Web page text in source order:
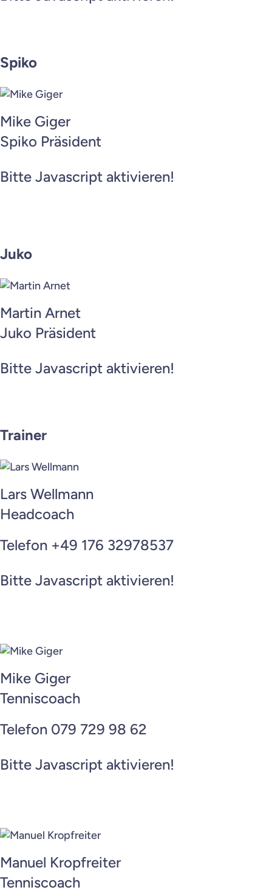
Spiko
Mike Giger
Spiko Präsident
Bitte Javascript aktivieren!
Juko
Martin Arnet
Juko Präsident
Bitte Javascript aktivieren!
Trainer
Lars Wellmann
Headcoach
Telefon +49 176 32978537
Bitte Javascript aktivieren!
Mike Giger
Tenniscoach
Telefon 079 729 98 62
Bitte Javascript aktivieren!
Manuel Kropfreiter
Tenniscoach